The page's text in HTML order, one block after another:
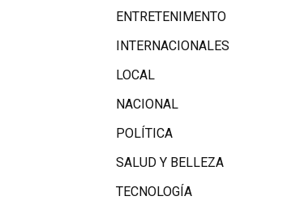
ENTRETENIMENTO
INTERNACIONALES
LOCAL
NACIONAL
POLÍTICA
SALUD Y BELLEZA
TECNOLOGÍA